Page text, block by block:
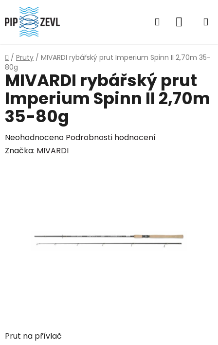
Přejít
na
obsah
Hledat
Domů
/ Pruty / MIVARDI rybářský prut Imperium Spinn II 2,70m 35-
80g
Prut na přívlač
MIVARDI rybářský prut
Imperium Spinn II 2,70m
35-80g
Průměrné
hodnocení
Neohodnoceno Podrobnosti hodnocení
Značka: MIVARDI